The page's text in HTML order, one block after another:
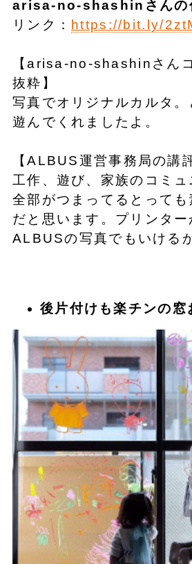
arisa-no-shashinさんの
リンク： https://bit.ly/
【arisa-no-shashinさん
抜粋】
写真でオリジナルカルタ
遊んでくれましたよ。
【ALBUS運営事務局の講
工作、遊び、家族のコミュ
全部がつまってるとって
だと思います。プリンター
ALBUSの写真でもいける
後片付けも楽チンの窓